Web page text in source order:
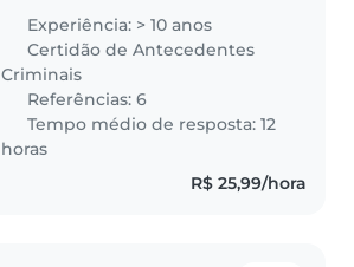
Semana e Feriados. Estou
disponível para atendimentos
diários, semanais ou mensais...
Experiência: > 10 anos
Certidão de Antecedentes
Criminais
Referências: 6
Tempo médio de resposta: 12
horas
R$ 25,99/hora